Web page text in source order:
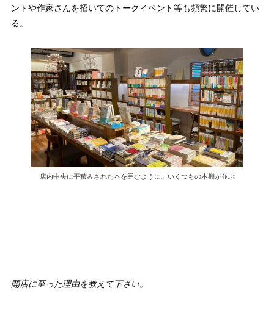
ントや作家さんを招いてのトークイベント等も頻繁に開催してい
る。
店内中央に平積みされた本を囲むように、いくつもの本棚が並ぶ
開店に至った理由を教えて下さい。